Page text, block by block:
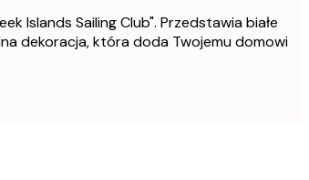
152 zł
Islands Sailing Club". Przedstawia białe
dekoracja, która doda Twojemu domowi